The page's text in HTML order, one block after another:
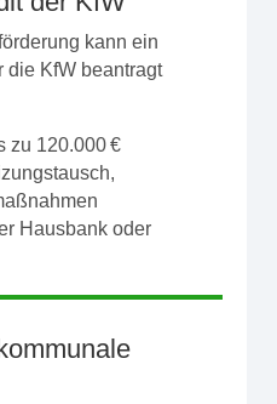
kann ein
die KfW beantragt
zu 120.000 €
Hausbank oder